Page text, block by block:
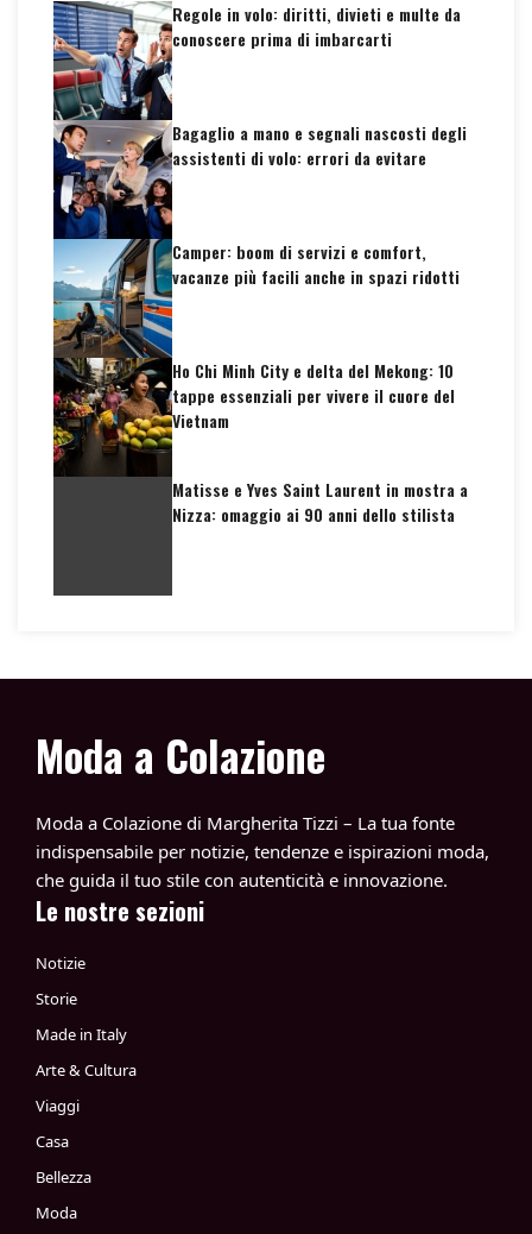
Regole in volo: diritti, divieti e multe da
conoscere prima di imbarcarti
Bagaglio a mano e segnali nascosti degli
assistenti di volo: errori da evitare
Camper: boom di servizi e comfort,
vacanze più facili anche in spazi ridotti
Ho Chi Minh City e delta del Mekong: 10
tappe essenziali per vivere il cuore del
Vietnam
Matisse e Yves Saint Laurent in mostra a
Nizza: omaggio ai 90 anni dello stilista
Moda a Colazione
Moda a Colazione di Margherita Tizzi – La tua fonte
indispensabile per notizie, tendenze e ispirazioni moda,
che guida il tuo stile con autenticità e innovazione.
Le nostre sezioni
Notizie
Storie
Made in Italy
Arte & Cultura
Viaggi
Casa
Bellezza
Moda